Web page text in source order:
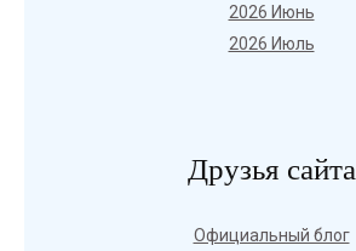
2026 Июнь
2026 Июль
Друзья сайта
Официальный блог